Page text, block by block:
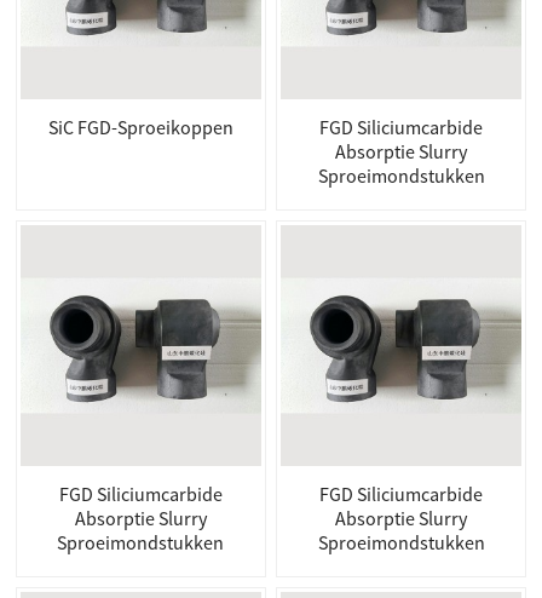
SiC FGD-Sproeikoppen
FGD Siliciumcarbide
Absorptie Slurry
Sproeimondstukken
FGD Siliciumcarbide
Absorptie Slurry
Sproeimondstukken
FGD Siliciumcarbide
Absorptie Slurry
Sproeimondstukken